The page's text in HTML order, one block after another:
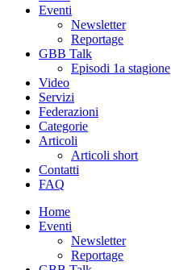
Eventi
Newsletter
Reportage
GBB Talk
Episodi 1a stagione
Video
Servizi
Federazioni
Categorie
Articoli
Articoli short
Contatti
FAQ
Home
Eventi
Newsletter
Reportage